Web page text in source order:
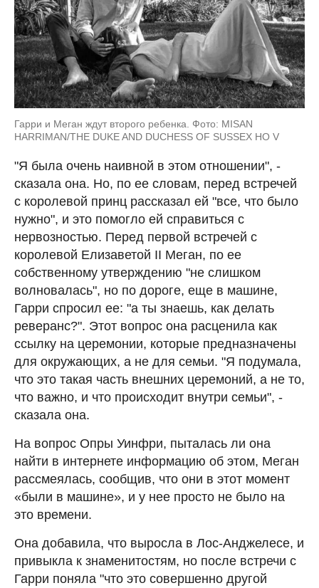
Гарри и Меган ждут второго ребенка. Фото: MISAN
HARRIMAN/THE DUKE AND DUCHESS OF SUSSEX HO V
"Я была очень наивной в этом отношении", -
сказала она. Но, по ее словам, перед встречей
с королевой принц рассказал ей "все, что было
нужно", и это помогло ей справиться с
нервозностью. Перед первой встречей с
королевой Елизаветой II Меган, по ее
собственному утверждению "не слишком
волновалась", но по дороге, еще в машине,
Гарри спросил ее: "а ты знаешь, как делать
реверанс?". Этот вопрос она расценила как
ссылку на церемонии, которые предназначены
для окружающих, а не для семьи. "Я подумала,
что это такая часть внешних церемоний, а не то,
что важно, и что происходит внутри семьи", -
сказала она.
На вопрос Опры Уинфри, пыталась ли она
найти в интернете информацию об этом, Меган
рассмеялась, сообщив, что они в этот момент
«были в машине», и у нее просто не было на
это времени.
Она добавила, что выросла в Лос-Анджелесе, и
привыкла к знаменитостям, но после встречи с
Гарри поняла "что это совершенно другой